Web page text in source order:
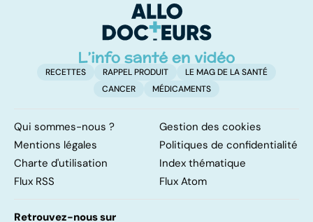
RECETTES RAPPEL PRODUIT
LE MAG DE LA SANTÉ
CANCER
MÉDICAMENTS
Qui sommes-nous ?
Gestion des cookies
Mentions légales
Politiques de confidentialité
Charte d'utilisation
Index thématique
Flux RSS
Flux Atom
Retrouvez-nous sur